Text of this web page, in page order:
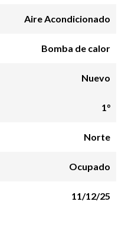
Aire Acondicionado
Bomba de calor
Nuevo
1°
Norte
Ocupado
11/12/25